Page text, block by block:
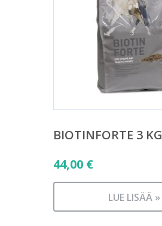
BIOTINFORTE 3 KG
44,00 €
LUE LISÄÄ »